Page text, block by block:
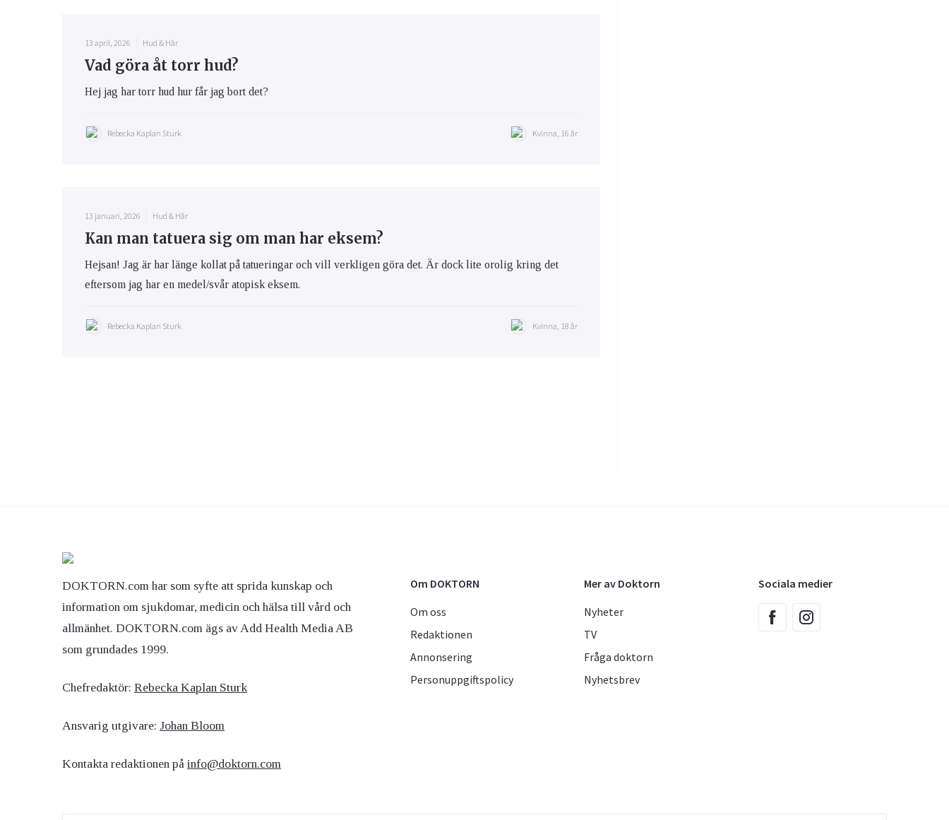
13 april, 2026 Hud & Hår
Vad göra åt torr hud?
Hej jag har torr hud hur får jag bort det?
Rebecka Kaplan Sturk Kvinna, 16 år
13 januari, 2026 Hud & Hår
Kan man tatuera sig om man har eksem?
Hejsan! Jag är har länge kollat på tatueringar och vill verkligen göra det. Är dock lite orolig kring det
eftersom jag har en medel/svår atopisk eksem.
Rebecka Kaplan Sturk Kvinna, 18 år
DOKTORN.com har som syfte att sprida kunskap och
information om sjukdomar, medicin och hälsa till vård och
allmänhet. DOKTORN.com ägs av Add Health Media AB
som grundades 1999.
Chefredaktör: Rebecka Kaplan Sturk
Ansvarig utgivare: Johan Bloom
Kontakta redaktionen på info@doktorn.com
Om DOKTORN
Om oss
Redaktionen
Annonsering
Personuppgiftspolicy
Mer av Doktorn
Nyheter
TV
Fråga doktorn
Nyhetsbrev
Sociala medier